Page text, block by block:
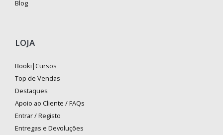
Blog
LOJA
Booki|Cursos
Top de Vendas
Destaques
Apoio ao Cliente / FAQs
Entrar / Registo
Entregas e Devoluções